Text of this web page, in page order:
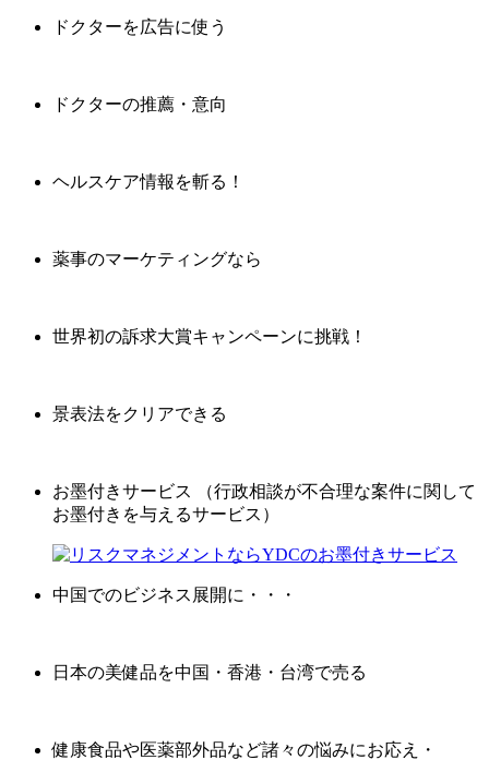
ドクターを広告に使う
ドクターの推薦・意向
ヘルスケア情報を斬る！
薬事のマーケティングなら
世界初の訴求大賞キャンペーンに挑戦！
景表法をクリアできる
お墨付きサービス （行政相談が不合理な案件に関して
お墨付きを与えるサービス）
中国でのビジネス展開に・・・
日本の美健品を中国・香港・台湾で売る
健康食品や医薬部外品など諸々の悩みにお応え・